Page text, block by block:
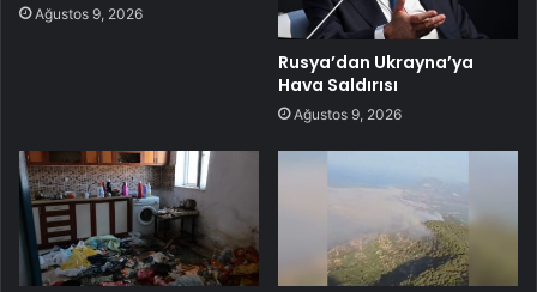
Ağustos 9, 2026
Rusya’dan Ukrayna’ya
Hava Saldırısı
Ağustos 9, 2026